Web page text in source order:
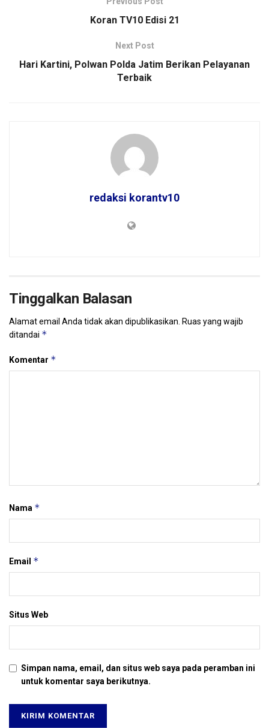
Koran TV10 Edisi 21
Next Post
Hari Kartini, Polwan Polda Jatim Berikan Pelayanan
Terbaik
redaksi korantv10
Tinggalkan Balasan
Alamat email Anda tidak akan dipublikasikan. Ruas yang wajib
ditandai *
Komentar *
Nama *
Email *
Situs Web
Simpan nama, email, dan situs web saya pada peramban ini
untuk komentar saya berikutnya.